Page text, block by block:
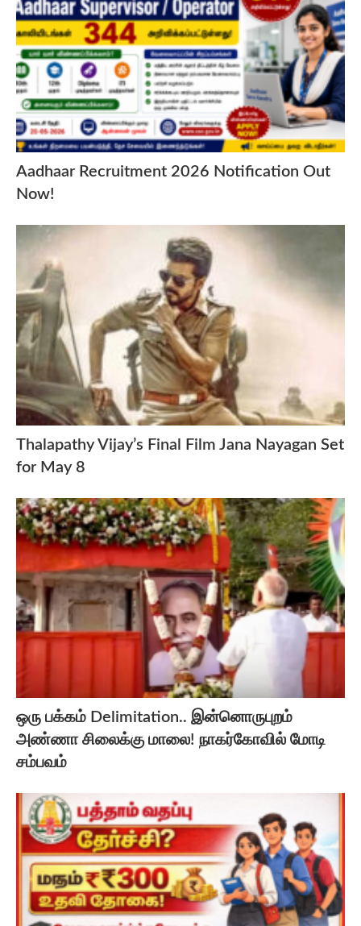
Aadhaar Recruitment 2026 Notification Out
Now!
Thalapathy Vijay’s Final Film Jana Nayagan Set
for May 8
ஒரு பக்கம் Delimitation.. இன்னொருபுறம்
அண்ணா சிலைக்கு மாலை! நாகர்கோவில் மோடி
சம்பவம்